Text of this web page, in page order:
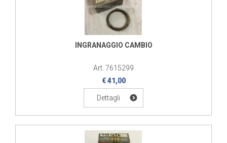
INGRANAGGIO CAMBIO
Art. 7615299
€ 41,00
Dettagli